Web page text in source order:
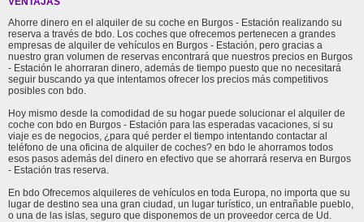
Ahorre dinero en el alquiler de su coche en Burgos - Estación realizando su
reserva a través de bdo. Los coches que ofrecemos pertenecen a grandes
empresas de alquiler de vehículos en Burgos - Estación, pero gracias a
nuestro gran volumen de reservas encontrará que nuestros precios en Burgos
- Estación le ahorraran dinero, además de tiempo puesto que no necesitará
seguir buscando ya que intentamos ofrecer los precios más competitivos
posibles con bdo.
Hoy mismo desde la comodidad de su hogar puede solucionar el alquiler de
coche con bdo en Burgos - Estación para las esperadas vacaciones, si su
viaje es de negocios, ¿para qué perder el tiempo intentando contactar al
teléfono de una oficina de alquiler de coches? en bdo le ahorramos todos
esos pasos además del dinero en efectivo que se ahorrará reserva en Burgos
- Estación tras reserva.
En bdo Ofrecemos alquileres de vehículos en toda Europa, no importa que su
lugar de destino sea una gran ciudad, un lugar turístico, un entrañable pueblo,
o una de las islas, seguro que disponemos de un proveedor cerca de Ud.